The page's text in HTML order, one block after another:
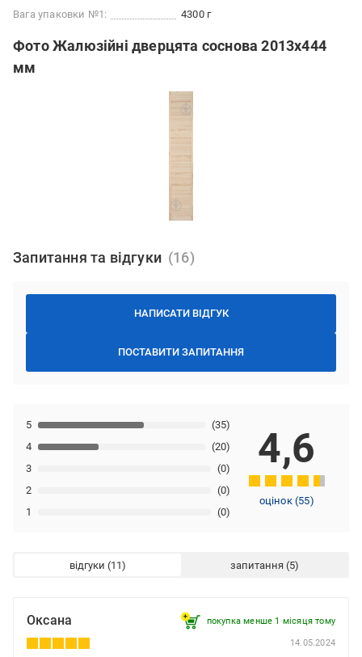
Вага упаковки №1:
4300 г
Фото Жалюзійні дверцята соснова 2013х444
мм
Запитання та відгуки
НАПИСАТИ ВІДГУК
ПОСТАВИТИ ЗАПИТАННЯ
1 (0)
2 (0)
3 (0)
4 (20)
5 (35)
4,6
оцінок (55)
відгуки запитання
Оксана покупка менше 1 місяця томy
14.05.2024